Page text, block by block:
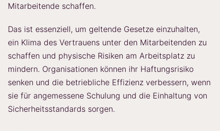
Mitarbeitende schaffen.
Das ist essenziell, um geltende Gesetze einzuhalten,
ein Klima des Vertrauens unter den Mitarbeitenden zu
schaffen und physische Risiken am Arbeitsplatz zu
mindern. Organisationen können ihr Haftungsrisiko
senken und die betriebliche Effizienz verbessern, wenn
sie für angemessene Schulung und die Einhaltung von
Sicherheitsstandards sorgen.